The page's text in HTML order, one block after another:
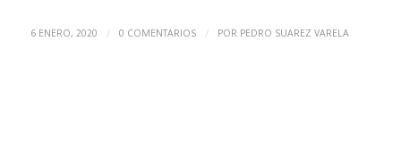
6 ENERO, 2020 / 0 COMENTARIOS / POR PEDRO SUAREZ VARELA